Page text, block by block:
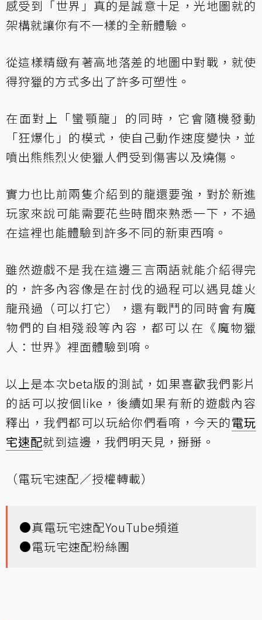
感受到「世界」真的是誠意十足，光地圖就的
架構就讓你有不一樣的全新體驗。
從這樣精緻有著高地落差的地圖中對戰，就使
得狩獵的方式多出了許多可塑性。
在面對上「蠻顎龍」的同時，它會隨機發動
「狂爆化」的模式，使自己動作速度變快，並
噴出熊熊烈火使獵人們受到傷害以及燒傷。
實力也比前兩隻介紹到的龍還要強，對於新進
玩家來說可能需要花些時間來熟悉一下，不過
在這裡也能體驗到許多不同的新東西唷。
雖然遊戲不是我在這邊三言兩語就能介紹得完
的，許多內容像是在討伐的過程可以遇見雄火
龍飛過（可以打它），還有戰鬥的同時會有魔
物們的自相殘殺等內容，都可以在《魔物獵
人：世界》裡面體驗到唷。
以上是本次beta版的測試，如果喜歡我們影片
的話可以按個like，後續如果有新的遊戲內容
釋出，我們都可以玩給你們看唷，今天的電玩
宅速配就到這邊，我們明天見，掰掰。
（電玩宅速配／授權轉載）
●真電玩宅速配YouTube頻道
●電玩宅速配粉絲團